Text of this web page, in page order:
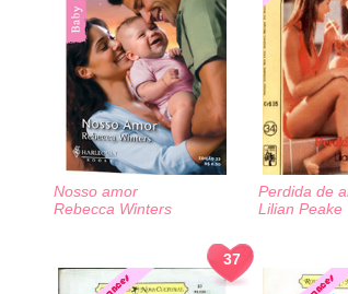
Nosso amor
Rebecca Winters
Perdida de
Lilian Peake
37